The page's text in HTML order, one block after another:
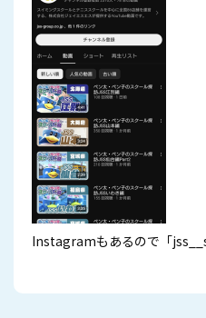
Instagramもあるので「